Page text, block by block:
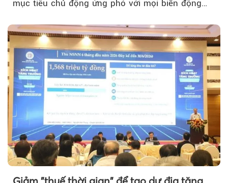
mục tiêu chủ động ứng phó với mọi biến động